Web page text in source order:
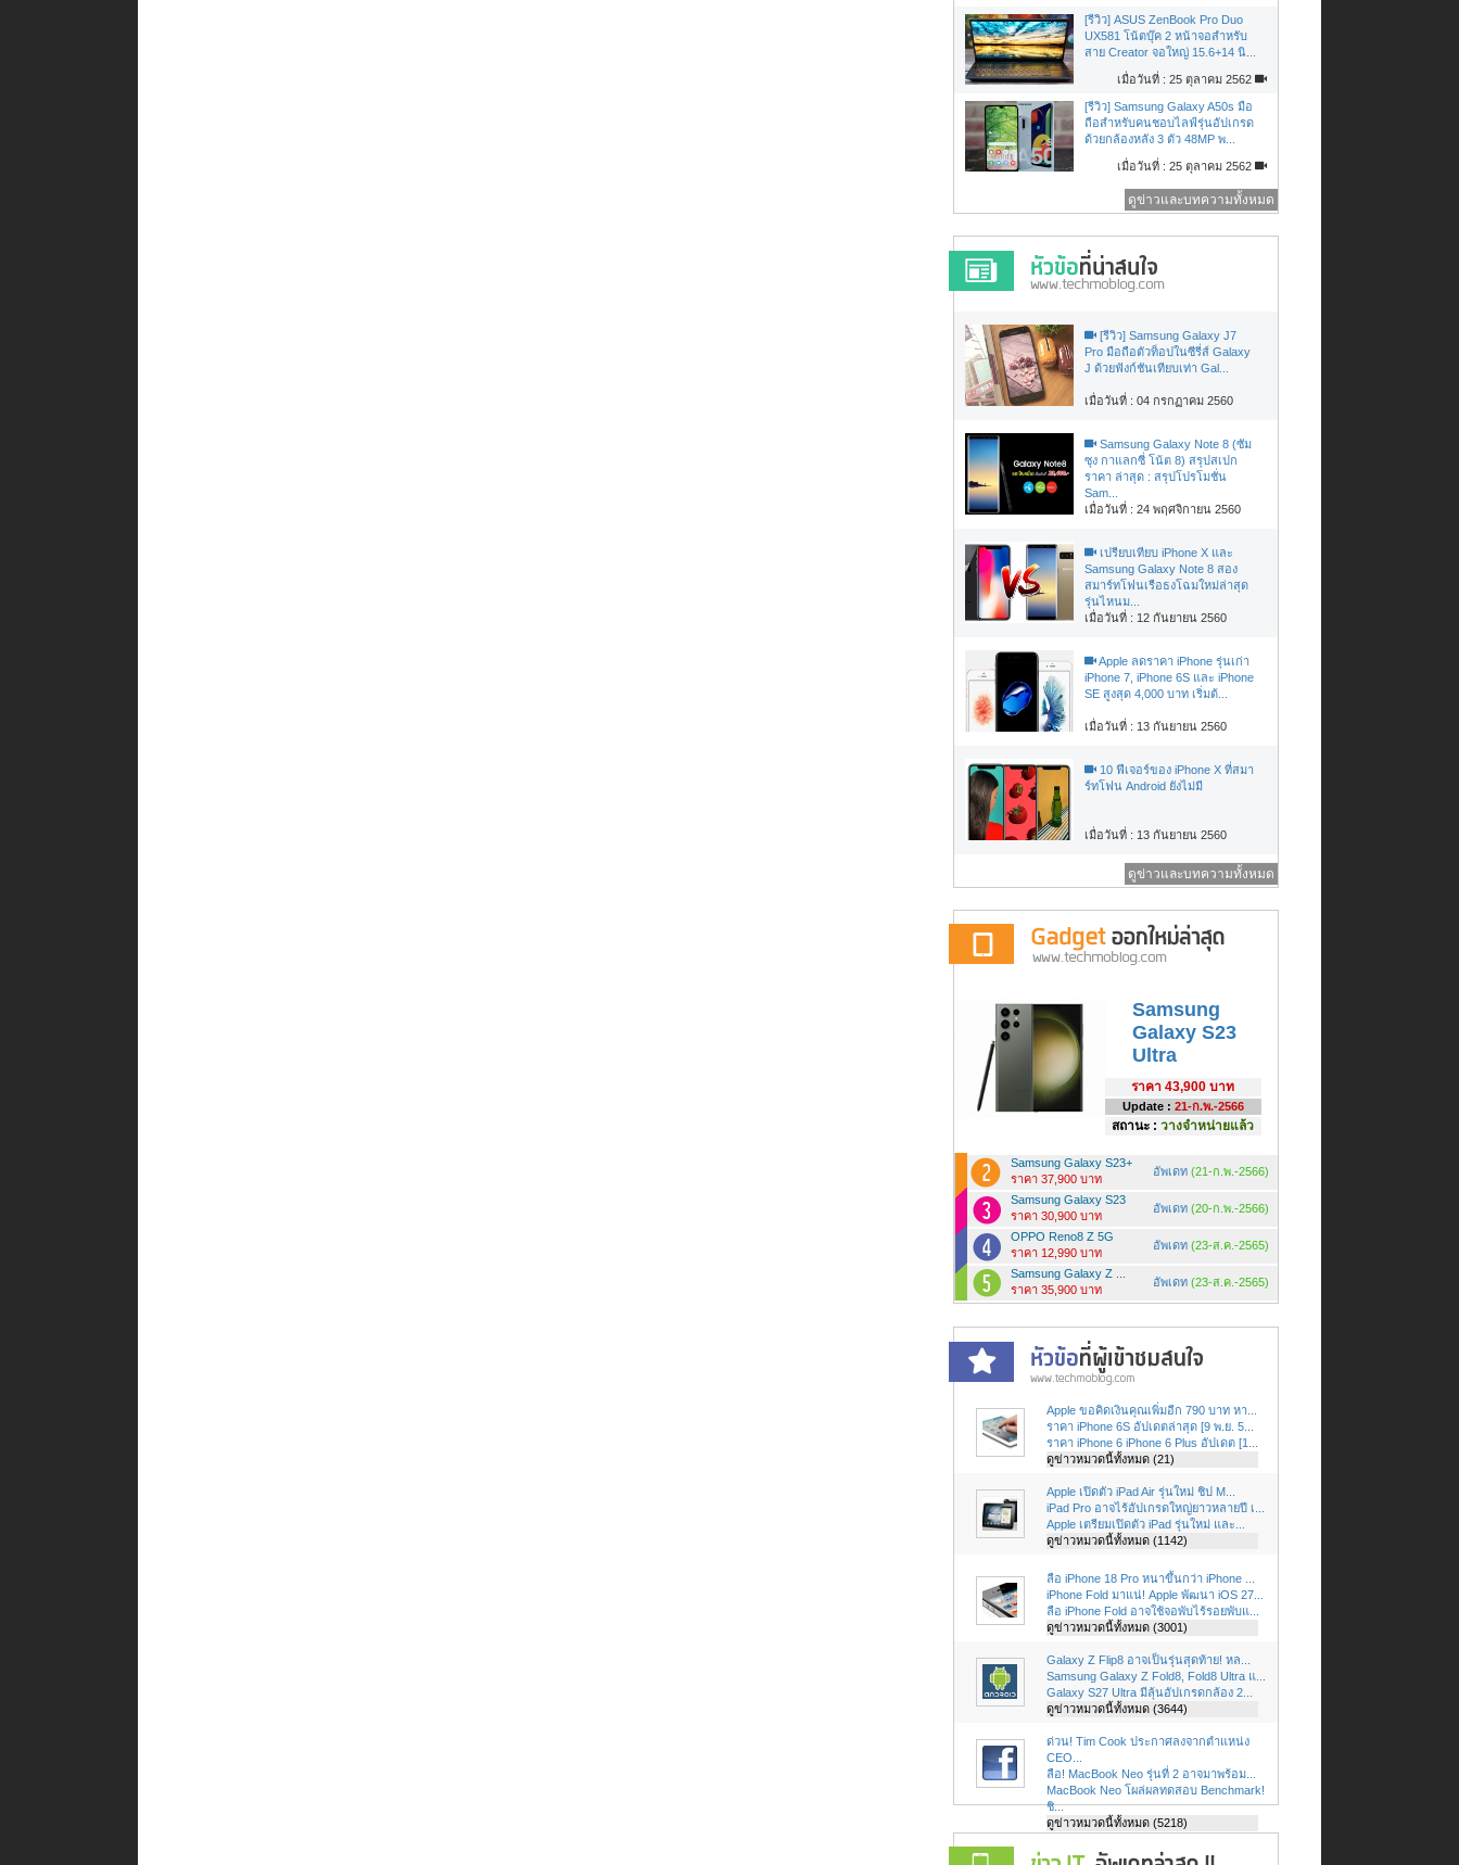
[รีวิว] ASUS ZenBook Pro Duo
UX581 โน้ตบุ๊ค 2 หน้าจอสำหรับ
สาย Creator จอใหญ่ 15.6+14 นิ...
เมื่อวันที่ : 25 ตุลาคม 2562
[รีวิว] Samsung Galaxy A50s มือ
ถือสำหรับคนชอบไลฟ์รุ่นอัปเกรด
ด้วยกล้องหลัง 3 ตัว 48MP พ...
เมื่อวันที่ : 25 ตุลาคม 2562
ดูข่าวและบทความทั้งหมด
[รีวิว] Samsung Galaxy J7
Pro มือถือตัวท็อปในซีรี่ส์ Galaxy
J ด้วยฟังก์ชันเทียบเท่า Gal...
เมื่อวันที่ : 04 กรกฏาคม 2560
Samsung Galaxy Note 8 (ซัม
ซุง กาแลกซี่ โน้ต 8) สรุปสเปก
ราคา ล่าสุด : สรุปโปรโมชั่น
Sam...
เมื่อวันที่ : 24 พฤศจิกายน 2560
เปรียบเทียบ iPhone X และ
Samsung Galaxy Note 8 สอง
สมาร์ทโฟนเรือธงโฉมใหม่ล่าสุด
รุ่นไหนม...
เมื่อวันที่ : 12 กันยายน 2560
Apple ลดราคา iPhone รุ่นเก่า
iPhone 7, iPhone 6S และ iPhone
SE สูงสุด 4,000 บาท เริ่มต้...
เมื่อวันที่ : 13 กันยายน 2560
10 ฟีเจอร์ของ iPhone X ที่สมา
ร์ทโฟน Android ยังไม่มี
เมื่อวันที่ : 13 กันยายน 2560
ดูข่าวและบทความทั้งหมด
Samsung
Galaxy S23
Ultra
ราคา 43,900 บาท
Update : 21-ก.พ.-2566
สถานะ : วางจำหน่ายแล้ว
Samsung Galaxy S23+
ราคา 37,900 บาท
อัพเดท (21-ก.พ.-2566)
Samsung Galaxy S23
ราคา 30,900 บาท
อัพเดท (20-ก.พ.-2566)
OPPO Reno8 Z 5G
ราคา 12,990 บาท
อัพเดท (23-ส.ค.-2565)
Samsung Galaxy Z ...
ราคา 35,900 บาท
อัพเดท (23-ส.ค.-2565)
Apple ขอคิดเงินคุณเพิ่มอีก 790 บาท หา...
ราคา iPhone 6S อัปเดตล่าสุด [9 พ.ย. 5...
ราคา iPhone 6 iPhone 6 Plus อัปเดต [1...
ดูข่าวหมวดนี้ทั้งหมด (21)
Apple เปิดตัว iPad Air รุ่นใหม่ ชิป M...
iPad Pro อาจไร้อัปเกรดใหญ่ยาวหลายปี เ...
Apple เตรียมเปิดตัว iPad รุ่นใหม่ และ...
ดูข่าวหมวดนี้ทั้งหมด (1142)
ลือ iPhone 18 Pro หนาขึ้นกว่า iPhone ...
iPhone Fold มาแน่! Apple พัฒนา iOS 27...
ลือ iPhone Fold อาจใช้จอพับไร้รอยพับแ...
ดูข่าวหมวดนี้ทั้งหมด (3001)
Galaxy Z Flip8 อาจเป็นรุ่นสุดท้าย! หล...
Samsung Galaxy Z Fold8, Fold8 Ultra แ...
Galaxy S27 Ultra มีลุ้นอัปเกรดกล้อง 2...
ดูข่าวหมวดนี้ทั้งหมด (3644)
ด่วน! Tim Cook ประกาศลงจากตำแหน่ง
CEO...
ลือ! MacBook Neo รุ่นที่ 2 อาจมาพร้อม...
MacBook Neo โผล่ผลทดสอบ Benchmark!
ชิ...
ดูข่าวหมวดนี้ทั้งหมด (5218)